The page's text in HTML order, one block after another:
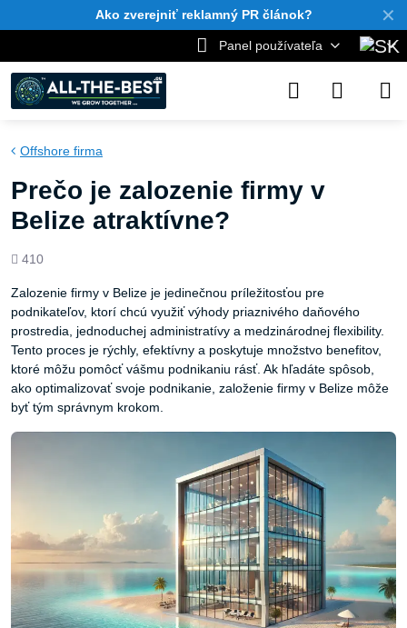
✕
Ako zverejniť reklamný PR článok?
Panel používateľa
Offshore firma
Prečo je zalozenie firmy v
Belize atraktívne?
Počet
410
Zalozenie firmy v Belize je jedinečnou príležitosťou pre
podnikateľov, ktorí chcú využiť výhody priaznivého daňového
prostredia, jednoduchej administratívy a medzinárodnej flexibility.
Tento proces je rýchly, efektívny a poskytuje množstvo benefitov,
ktoré môžu pomôcť vášmu podnikaniu rásť. Ak hľadáte spôsob,
ako optimalizovať svoje podnikanie, založenie firmy v Belize môže
byť tým správnym krokom.